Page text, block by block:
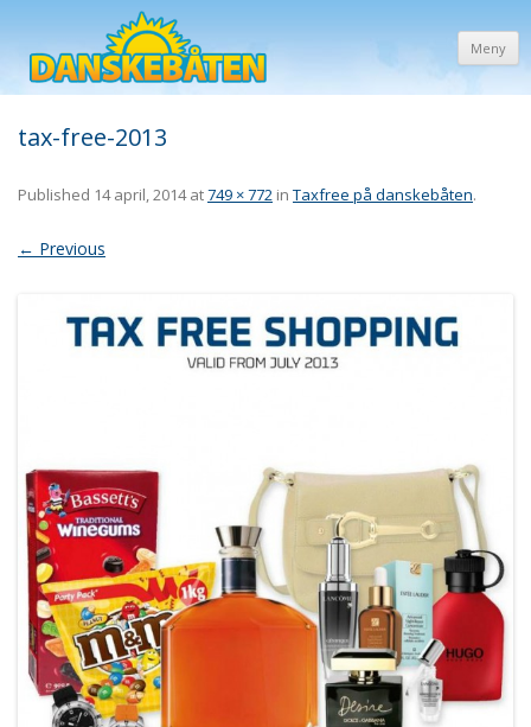
Meny
tax-free-2013
Published 14 april, 2014at749 × 772 in Taxfree på danskebåten.
← Previous